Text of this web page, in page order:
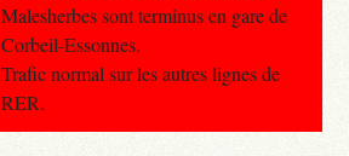
Malesherbes sont terminus en gare de
Corbeil-Essonnes.
Trafic normal sur les autres lignes de
RER.